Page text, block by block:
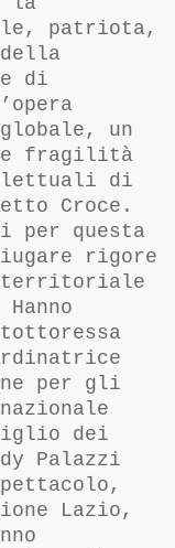
patriota,
di
un
fragilità
di
Croce.
per questa
rigore
ottoressa
per gli
dei
Palazzi
Lazio,